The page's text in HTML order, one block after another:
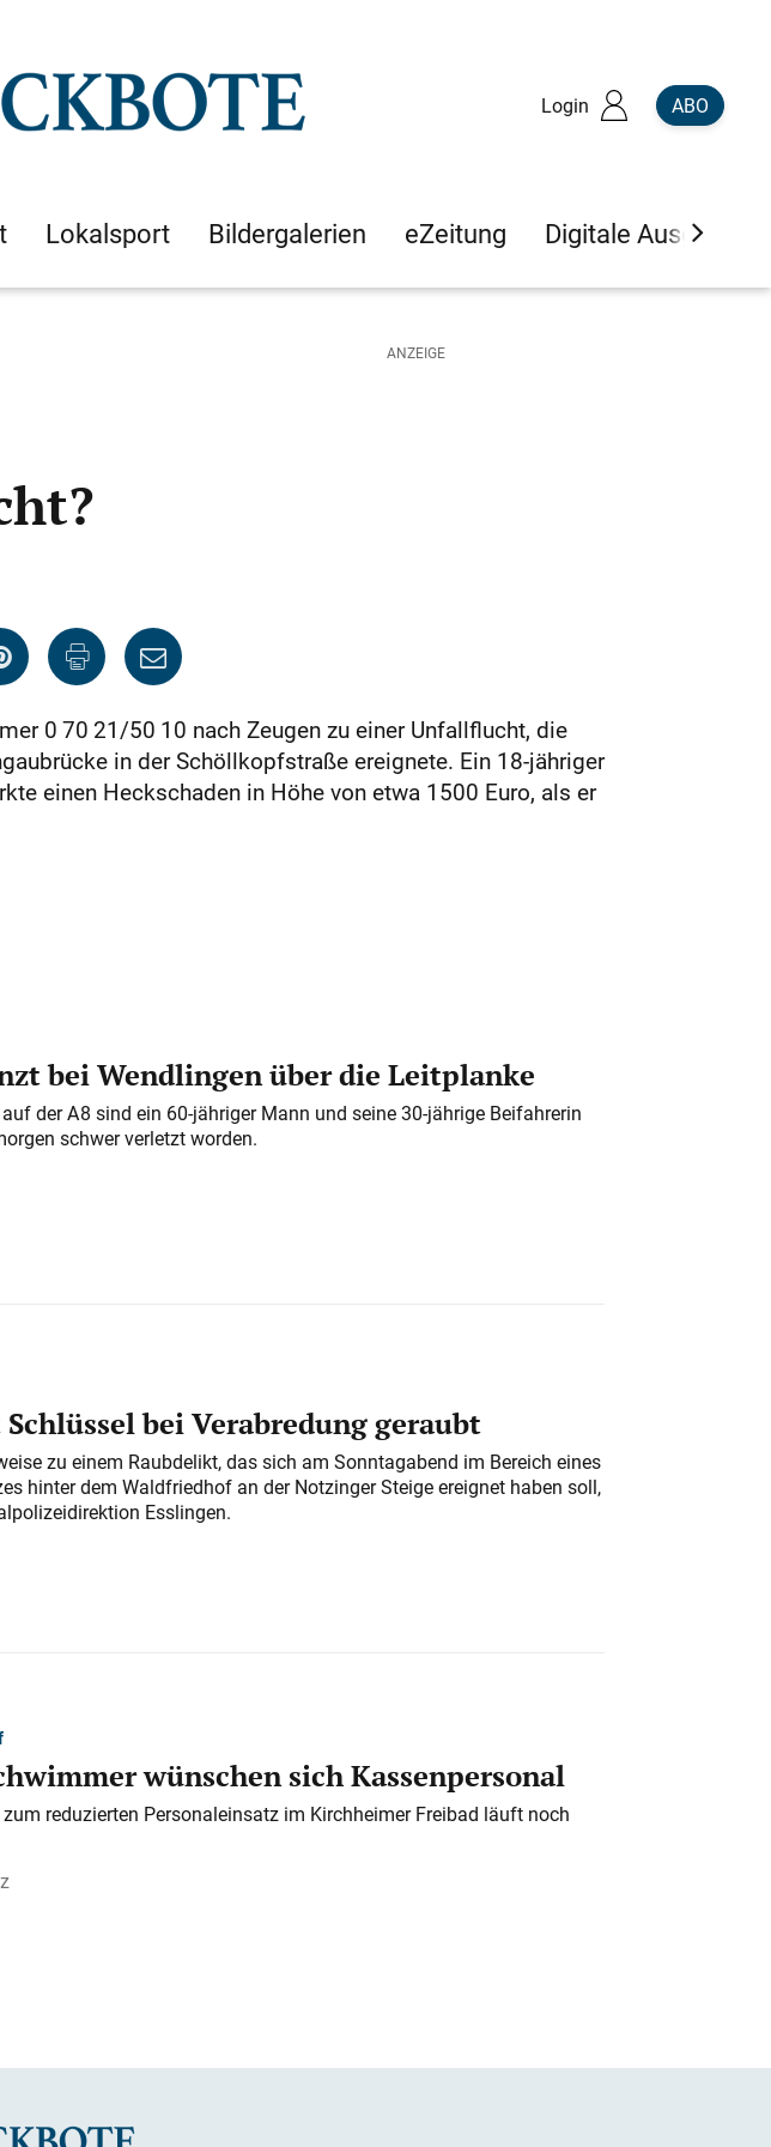
Login ABO
Lokalsport Bildergalerien eZeitung Digitale Ausgaben
0 70 21/50 10 nach Zeugen zu einer Unfallflucht, die
in der Schöllkopfstraße ereignete. Ein 18-jähriger
einen Heckschaden in Höhe von etwa 1500 Euro, als er
bei Wendlingen über die Leitplanke
der A 8 sind ein 60-jähriger Mann und seine 30-jährige Beifahrerin
schwer verletzt worden.
Schlüssel bei Verabredung geraubt
zu einem Raubdelikt, das sich am Sonntagabend im Bereich eines
hinter dem Waldfriedhof an der Notzinger Steige ereignet haben soll,
Esslingen.
wünschen sich Kassenpersonal
reduzierten Personaleinsatz im Kirchheimer Freibad läuft noch